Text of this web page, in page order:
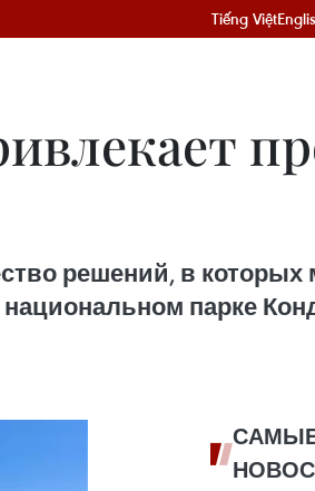
Tiếng Việt
решений, в которых
парке